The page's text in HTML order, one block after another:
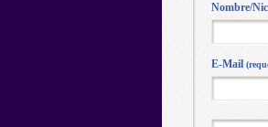
Nombre/
E-Mail